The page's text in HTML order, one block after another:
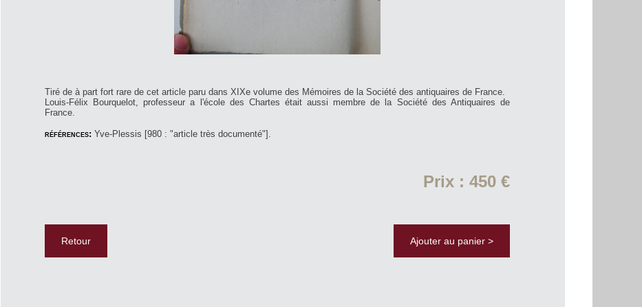
Tiré de à part fort rare de cet article paru dans XIXe volume des Mémoires de la Société des antiquaires de France.
Louis-Félix Bourquelot, professeur a l'école des Chartes était aussi membre de la Société des Antiquaires de
France.
références: Yve-Plessis [980 : "article très documenté"].
Prix : 450 €
Retour Ajouter au panier >